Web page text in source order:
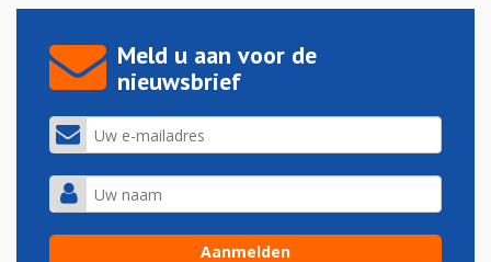
Meld u aan voor de
nieuwsbrief